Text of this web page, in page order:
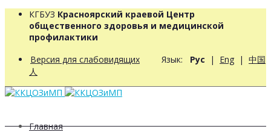
КГБУЗ Красноярский краевой Центр
общественного здоровья и медицинской
профилактики
Версия для слабовидящих Язык: Рус | Eng | 中国
人
Главная